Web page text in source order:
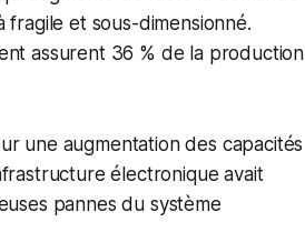
et sous-dimensionné.
assurent 36 % de la production
une augmentation des capacités
électronique avait
pannes du système